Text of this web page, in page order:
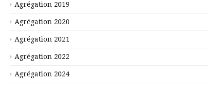
Agrégation 2019
Agrégation 2020
Agrégation 2021
Agrégation 2022
Agrégation 2024